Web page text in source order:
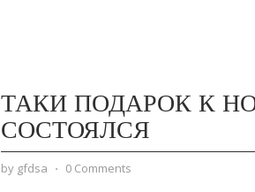
ТАКИ ПОДАРОК К
СОСТОЯЛСЯ
by gfdsa ⋅ 0 Comments